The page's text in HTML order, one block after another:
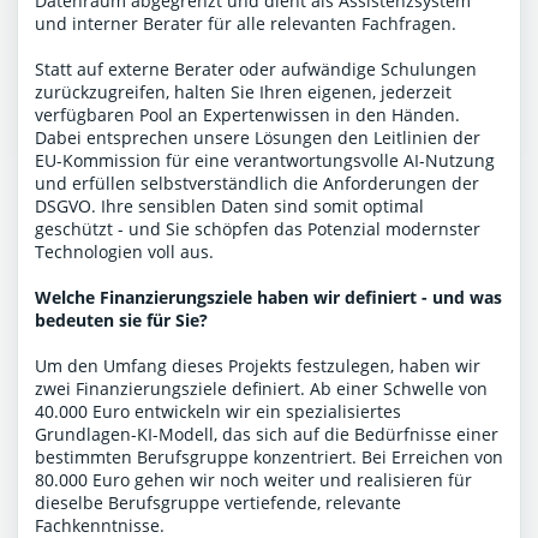
und interner Berater für alle relevanten Fachfragen.
Statt auf externe Berater oder aufwändige Schulungen
zurückzugreifen, halten Sie Ihren eigenen, jederzeit
verfügbaren Pool an Expertenwissen in den Händen.
Dabei entsprechen unsere Lösungen den Leitlinien der
EU-Kommission für eine verantwortungsvolle AI-Nutzung
und erfüllen selbstverständlich die Anforderungen der
DSGVO. Ihre sensiblen Daten sind somit optimal
geschützt - und Sie schöpfen das Potenzial modernster
Technologien voll aus.
Welche Finanzierungsziele haben wir definiert - und was
bedeuten sie für Sie?
Um den Umfang dieses Projekts festzulegen, haben wir
zwei Finanzierungsziele definiert. Ab einer Schwelle von
40.000 Euro entwickeln wir ein spezialisiertes
Grundlagen-KI-Modell, das sich auf die Bedürfnisse einer
bestimmten Berufsgruppe konzentriert. Bei Erreichen von
80.000 Euro gehen wir noch weiter und realisieren für
dieselbe Berufsgruppe vertiefende, relevante
Fachkenntnisse.